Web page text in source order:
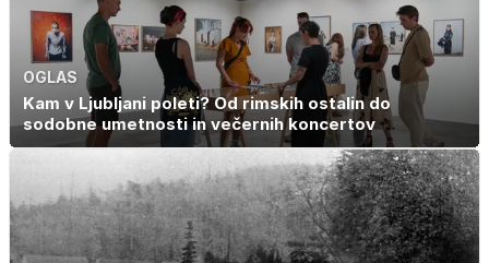
OGLAS
Kam v Ljubljani poleti? Od rimskih ostalin do
sodobne umetnosti in večernih koncertov